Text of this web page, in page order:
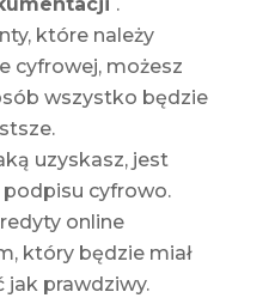
.
które należy
cyfrowej, możesz
wszystko będzie
uzyskasz, jest
podpisu cyfrowo.
online
który będzie miał
jak prawdziwy.